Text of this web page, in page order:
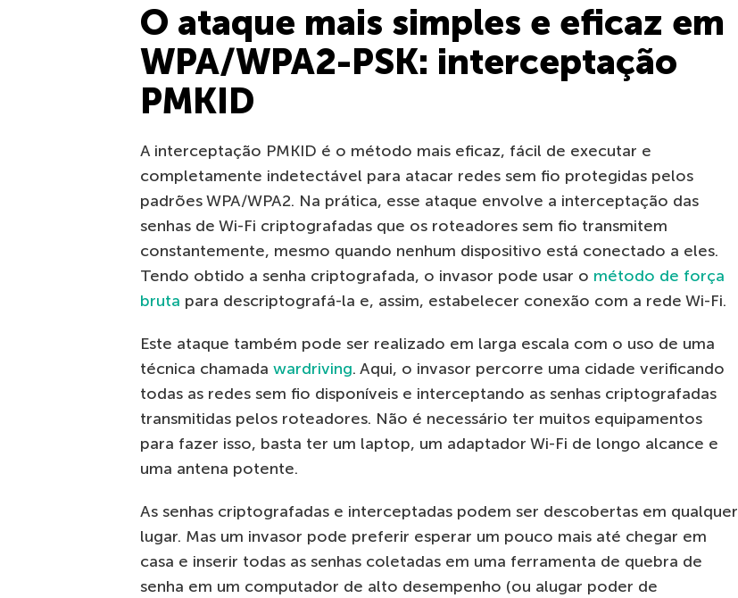
O ataque mais simples e eficaz em
WPA/WPA2-PSK: interceptação
PMKID
A interceptação PMKID é o método mais eficaz, fácil de executar e
completamente indetectável para atacar redes sem fio protegidas pelos
padrões WPA/WPA2. Na prática, esse ataque envolve a interceptação das
senhas de Wi-Fi criptografadas que os roteadores sem fio transmitem
constantemente, mesmo quando nenhum dispositivo está conectado a eles.
Tendo obtido a senha criptografada, o invasor pode usar o método de força
bruta para descriptografá-la e, assim, estabelecer conexão com a rede Wi-Fi.
Este ataque também pode ser realizado em larga escala com o uso de uma
técnica chamada wardriving. Aqui, o invasor percorre uma cidade verificando
todas as redes sem fio disponíveis e interceptando as senhas criptografadas
transmitidas pelos roteadores. Não é necessário ter muitos equipamentos
para fazer isso, basta ter um laptop, um adaptador Wi-Fi de longo alcance e
uma antena potente.
As senhas criptografadas e interceptadas podem ser descobertas em qualquer
lugar. Mas um invasor pode preferir esperar um pouco mais até chegar em
casa e inserir todas as senhas coletadas em uma ferramenta de quebra de
senha em um computador de alto desempenho (ou alugar poder de